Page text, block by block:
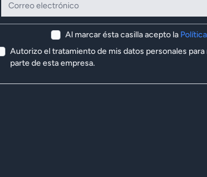
Al marcar ésta casilla acepto la
Autorizo el tratamiento de mis datos personales
parte de esta empresa.